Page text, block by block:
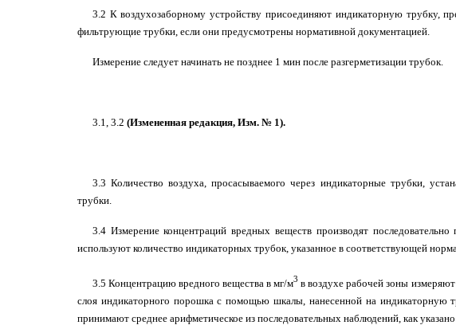
3.2 К воздухозаборному устройству присоединяют индикаторную трубку,
фильтрующие трубки, если они предусмотрены нормативной документацией.
Измерение следует начинать не позднее 1 мин после разгерметизации трубок.
3.1, 3.2 (Измененная редакция, Изм. № 1).
3.3 Количество воздуха, просасываемого через индикаторные трубки,
трубки.
3.4 Измерение концентраций вредных веществ производят
используют количество индикаторных трубок, указанное в соответствующей
3.5 Концентрацию вредного вещества в мг/м3 в воздухе рабочей зоны
слоя индикаторного порошка с помощью шкалы, нанесенной на индикаторную
принимают среднее арифметическое из последовательных наблюдений, как указано